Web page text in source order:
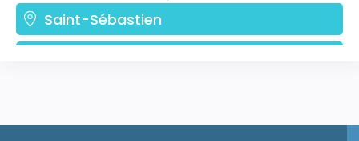
Saint-Sébastien